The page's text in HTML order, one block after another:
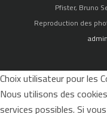
Pfister, Bruno
Reproduction des
Choix utilisateur pour les
Nous utilisons des
services possibles. Si